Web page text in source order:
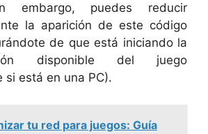
embargo, puedes reducir
la aparición de este código
de que está iniciando la
disponible del juego
si está en una PC).
tu red para juegos: Guía